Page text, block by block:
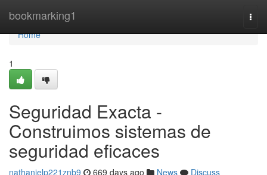
bookmarking1
Home
Home
1
Seguridad Exacta -
Construimos sistemas de
seguridad eficaces
nathanielp221znb9 669 days ago News
Discuss